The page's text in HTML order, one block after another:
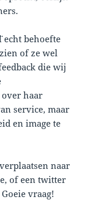
echt behoefte
of ze wel
die wij
haar
service, maar
en image te
naar
of een twitter
vraag!